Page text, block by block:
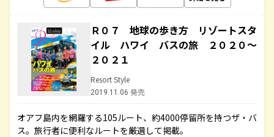
Ｒ０７ 地球の歩き方 リゾートスタ
イル ハワイ バスの旅 ２０２０～
２０２１
Resort Style
2019.11.06 発売
オアフ島内を網羅する105ルート、約4000停留所を持つザ・バ
ス。旅行者に便利なルートを厳選して掲載。